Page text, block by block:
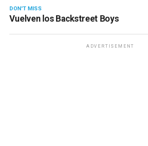
DON'T MISS
Vuelven los Backstreet Boys
ADVERTISEMENT